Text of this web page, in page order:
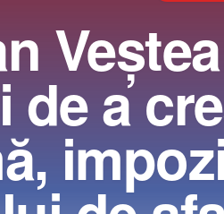
de a